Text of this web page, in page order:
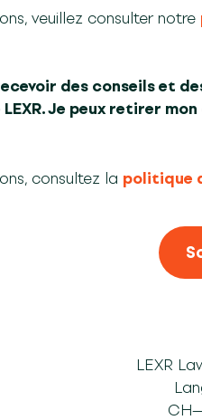
veuillez consulter notre
des conseils et
Je peux retirer
consultez la politique
LEXR